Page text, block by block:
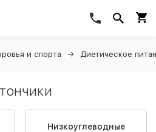
и спорта Диетическое
Низкоуглеводные